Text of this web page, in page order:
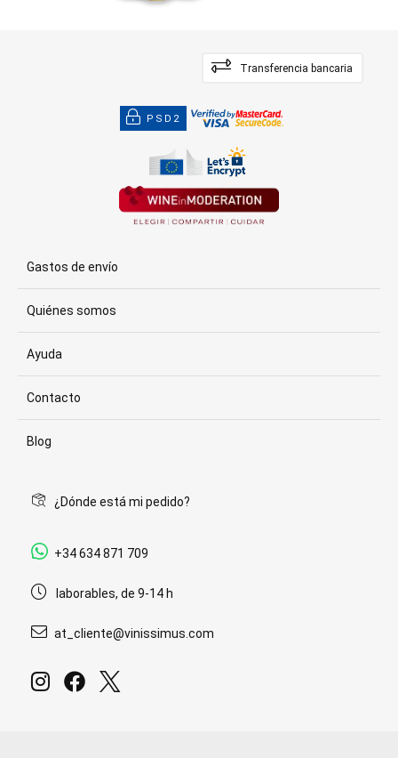
Transferencia bancaria
PSD2
Gastos de envío
Quiénes somos
Ayuda
Contacto
Blog
¿Dónde está mi pedido?
+34 634 871 709
laborables, de 9-14 h
at_cliente@vinissimus.com